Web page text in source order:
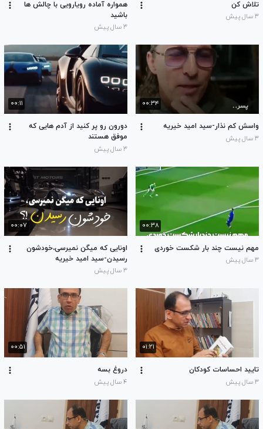
تلاش کن
۳ سال پیش
همواره آماده رویارویی با چالش ها
باشید
۳ سال پیش
۰۰:۳۴
واسش کم نذار-سید امید خیریه
۳ سال پیش
۰۰:۱۱
دورون رو پر کنید از آدم هایی که
موفق هستند
۳ سال پیش
۰۰:۳۸
مهم نیست چند بار شکست خوردی
۳ سال پیش
۰۰:۰۷
اونایی که میگن نمیرسی،خودشون
رسیدن-سید امید خیریه
۳ سال پیش
۰۱:۲۱
تایید احساسات کودکان
۳ سال پیش
۰۰:۵۱
دروغ بسه
۴ سال پیش